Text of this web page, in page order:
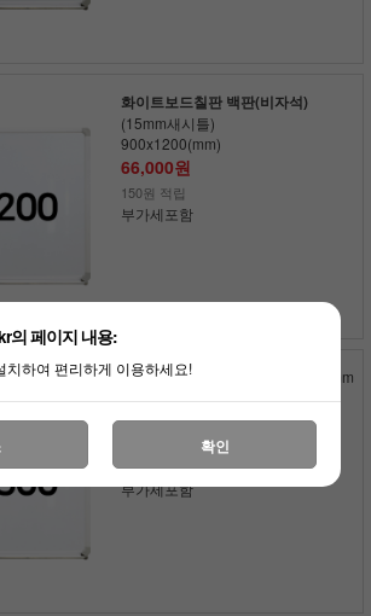
화이트보드칠판 백판(비자석)
(15mm새시틀)
900x1200(mm)
66,000원
150원 적립
부가세포함
화이트보드칠판 백판(비자석)
(15mm
새시틀)
900x1500(mm)
250원 적립
부가세포함
의 페이지 내용:
치하여 편리하게 이용하세요!
확인